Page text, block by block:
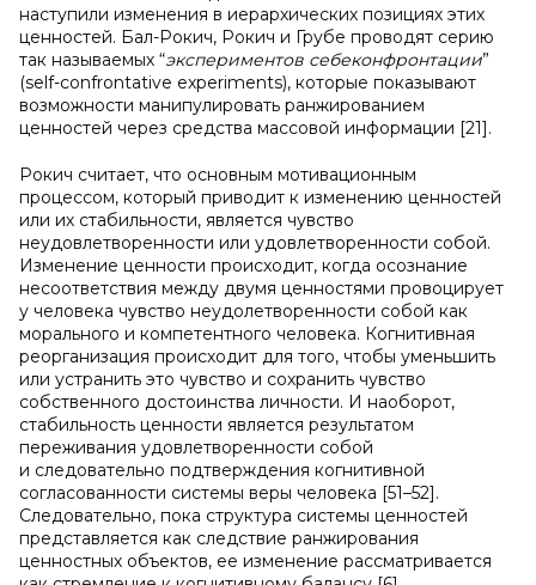
наступили изменения в иерархических позициях этих
ценностей. Бал-Рокич, Рокич и Грубе проводят серию
так называемых “экспериментов себеконфронтации”
(self-confrontative experiments), которые показывают
возможности манипулировать ранжированием
ценностей через средства массовой информации [21].
Рокич считает, что основным мотивационным
процессом, который приводит к изменению ценностей
или их стабильности, является чувство
неудовлетворенности или удовлетворенности собой.
Изменение ценности происходит, когда осознание
несоответствия между двумя ценностями провоцирует
у человека чувство неудолетворенности собой как
морального и компетентного человека. Когнитивная
реорганизация происходит для того, чтобы уменьшить
или устранить это чувство и сохранить чувство
собственного достоинства личности. И наоборот,
стабильность ценности является результатом
переживания удовлетворенности собой
и следовательно подтверждения когнитивной
согласованности системы веры человека [51–52].
Следовательно, пока структура системы ценностей
представляется как следствие ранжирования
ценностных объектов, ее изменение рассматривается